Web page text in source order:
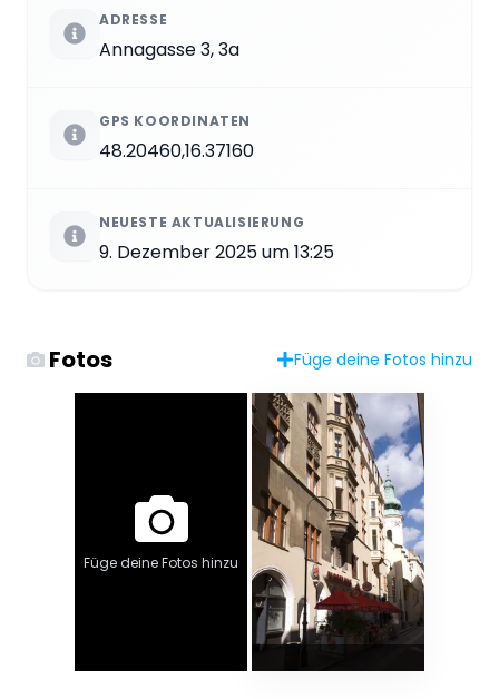
ADRESSE
Annagasse 3, 3a
GPS KOORDINATEN
48.20460,16.37160
NEUESTE AKTUALISIERUNG
9. Dezember 2025 um 13:25
Fotos Füge deine Fotos hinzu
Füge deine Fotos hinzu